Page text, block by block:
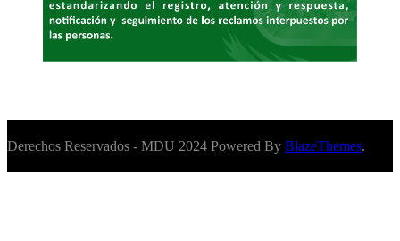
Derechos Reservados - MDU 2024 Powered By BlazeThemes.